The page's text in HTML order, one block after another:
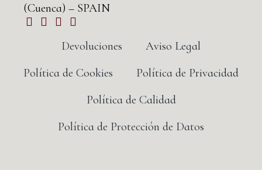
(Cuenca) – SPAIN
Devoluciones
Aviso Legal
Política de Cookies
Política de Privacidad
Política de Calidad
Política de Protección de Datos